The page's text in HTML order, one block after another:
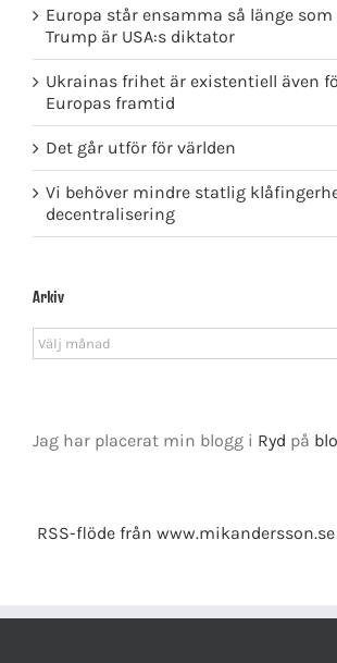
Europa står ensamma så länge som
Trump är USA:s diktator
Ukrainas frihet är existentiell även
Europas framtid
Det går utför för världen
Vi behöver mindre statlig
decentralisering
Arkiv
Arkiv
Jag har placerat min blogg i Ryd på
RSS-flöde från www.mikandersson.se